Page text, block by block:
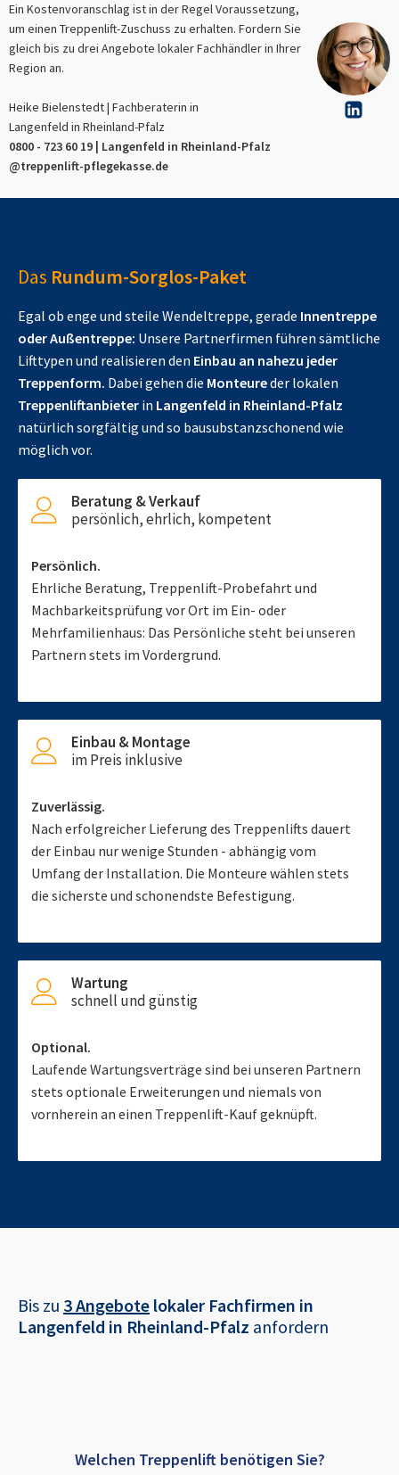
Ein Kostenvoranschlag ist in der Regel Voraussetzung,
um einen Treppenlift-Zuschuss zu erhalten. Fordern Sie
gleich bis zu drei Angebote lokaler Fachhändler in Ihrer
Region an.
Heike Bielenstedt | Fachberaterin in
Langenfeld in Rheinland-Pfalz
0800 - 723 60 19 | Langenfeld in Rheinland-Pfalz
@treppenlift-pflegekasse.de
Das Rundum-Sorglos-Paket
Egal ob enge und steile Wendeltreppe, gerade Innentreppe
oder Außentreppe: Unsere Partnerfirmen führen sämtliche
Lifttypen und realisieren den Einbau an nahezu jeder
Treppenform. Dabei gehen die Monteureder lokalen
Treppenliftanbieter in Langenfeld in Rheinland-Pfalz
natürlich sorgfältig und so bausubstanzschonend wie
möglich vor.
Beratung & Verkauf
persönlich, ehrlich, kompetent
Persönlich.
Ehrliche Beratung, Treppenlift-Probefahrt und
Machbarkeitsprüfung vor Ort im Ein- oder
Mehrfamilienhaus: Das Persönliche steht bei unseren
Partnern stets im Vordergrund.
Einbau & Montage
im Preis inklusive
Zuverlässig.
Nach erfolgreicher Lieferung des Treppenlifts dauert
der Einbau nur wenige Stunden - abhängig vom
Umfang der Installation. Die Monteure wählen stets
die sicherste und schonendste Befestigung.
Wartung
schnell und günstig
Optional.
Laufende Wartungsverträge sind bei unseren Partnern
stets optionale Erweiterungen und niemals von
vornherein an einen Treppenlift-Kauf geknüpft.
Bis zu 3 Angebote lokaler Fachfirmen in
Langenfeld in Rheinland-Pfalz anfordern
Welchen Treppenlift benötigen Sie?